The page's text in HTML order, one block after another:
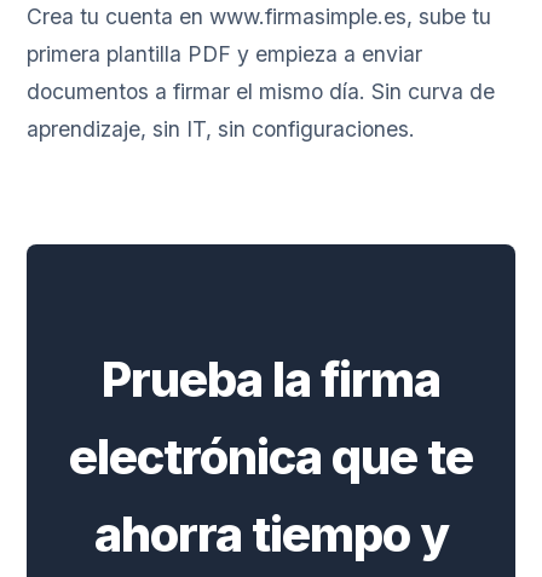
Crea tu cuenta en www.firmasimple.es, sube tu
primera plantilla PDF y empieza a enviar
documentos a firmar el mismo día. Sin curva de
aprendizaje, sin IT, sin configuraciones.
Prueba la firma
electrónica que te
ahorra tiempo y